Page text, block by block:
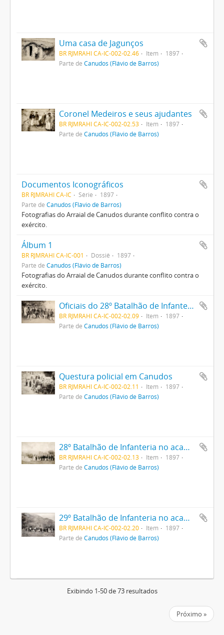
Uma casa de Jagunços
BR RJMRAHI CA-IC-002-02.46 Item
1897
Parte de Canudos (Flávio de Barros)
Coronel Medeiros e seus ajudantes
BR RJMRAHI CA-IC-002-02.53 Item
1897
Parte de Canudos (Flávio de Barros)
Documentos Iconográficos
BR RJMRAHI CA-IC Série
1897
Parte de Canudos (Flávio de Barros)
Fotografias do Arraial de Canudos durante conflito contra o
exército.
Álbum 1
BR RJMRAHI CA-IC-001 Dossiê
1897
Parte de Canudos (Flávio de Barros)
Fotografias do Arraial de Canudos durante conflito contra o
exército.
Oficiais do 28º Batalhão de Infanteria
BR RJMRAHI CA-IC-002-02.09 Item
1897
Parte de Canudos (Flávio de Barros)
Questura policial em Canudos
BR RJMRAHI CA-IC-002-02.11 Item
1897
Parte de Canudos (Flávio de Barros)
28º Batalhão de Infanteria no acampamento
BR RJMRAHI CA-IC-002-02.13 Item
1897
Parte de Canudos (Flávio de Barros)
29º Batalhão de Infanteria no acampamento
BR RJMRAHI CA-IC-002-02.20 Item
1897
Parte de Canudos (Flávio de Barros)
Exibindo 1-50 de 73 resultados
Próximo »